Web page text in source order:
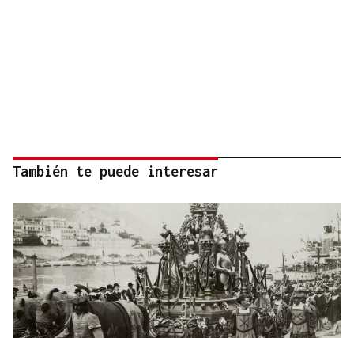
También te puede interesar